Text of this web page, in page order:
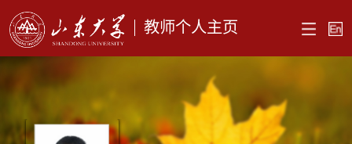
教师个人主页